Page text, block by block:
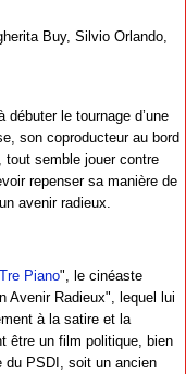
Buy, Silvio Orlando,
le tournage d’une
son coproducteur au bord
tout semble jouer contre
repenser sa manière de
avenir radieux.
Tre Piano", le cinéaste
Avenir Radieux", lequel lui
à la satire et la
être un film politique, bien
du PSDI, soit un ancien